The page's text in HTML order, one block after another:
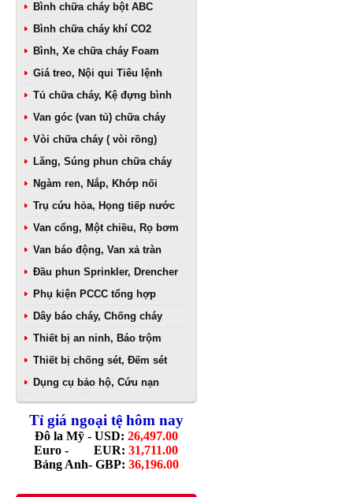
Bình chữa cháy bột ABC
Bình chữa cháy khí CO2
Bình, Xe chữa cháy Foam
Giá treo, Nội qui Tiêu lệnh
Tủ chữa cháy, Kệ đựng bình
Van góc (van tủ) chữa cháy
Vòi chữa cháy ( vòi rồng)
Lăng, Súng phun chữa cháy
Ngàm ren, Nắp, Khớp nối
Trụ cứu hỏa, Họng tiếp nước
Van cổng, Một chiều, Rọ bơm
Van báo động, Van xả tràn
Đầu phun Sprinkler, Drencher
Phụ kiện PCCC tổng hợp
Dây báo cháy, Chống cháy
Thiết bị an ninh, Báo trộm
Thiết bị chống sét, Đếm sét
Dụng cụ bảo hộ, Cứu nạn
Tỉ giá ngoại tệ hôm nay
Đô la Mỹ - USD: 26,497.00
Euro - EUR: 31,711.00
Bảng Anh- GBP: 36,196.00